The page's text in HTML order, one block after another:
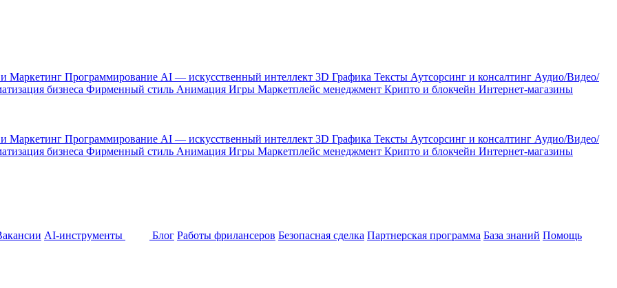
Маркетинг Программирование AI — искусственный интеллект 3D Графика Тексты Аутсорсинг и консалтинг Аудио/Видео/
бизнеса Фирменный стиль Анимация Игры Маркетплейс менеджмент Крипто и блокчейн Интернет-магазины
Маркетинг Программирование AI — искусственный интеллект 3D Графика Тексты Аутсорсинг и консалтинг Аудио/Видео/
бизнеса Фирменный стиль Анимация Игры Маркетплейс менеджмент Крипто и блокчейн Интернет-магазины
AI-инструменты Блог Работы фрилансеров Безопасная сделка Партнерская программа База знаний Помощь